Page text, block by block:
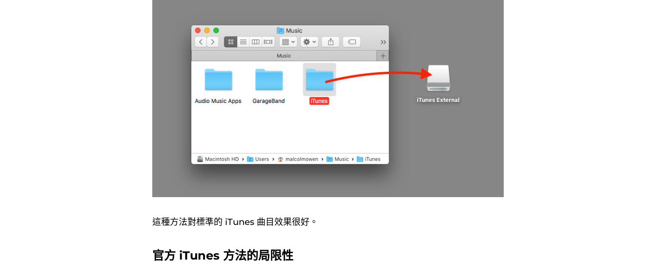
這種方法對標準的 iTunes 曲目效果很好。
官方 iTunes 方法的局限性